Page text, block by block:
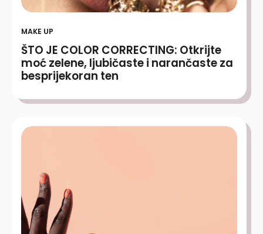
MAKE UP
ŠTO JE COLOR CORRECTING: Otkrijte
moć zelene, ljubičaste i narančaste za
besprijekoran ten